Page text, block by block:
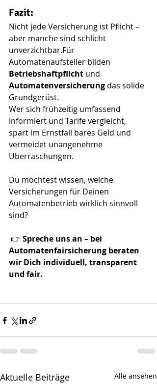
Fazit:
Nicht jede Versicherung ist Pflicht –
aber manche sind schlicht
unverzichtbar.Für
Automatenaufsteller bilden
Betriebshaftpflicht und
Automatenversicherung das solide
Grundgerüst.
Wer sich frühzeitig umfassend
informiert und Tarife vergleicht,
spart im Ernstfall bares Geld und
vermeidet unangenehme
Überraschungen.
Du möchtest wissen, welche
Versicherungen für Deinen
Automatenbetrieb wirklich sinnvoll
sind?
👉 Spreche uns an – bei
Automatenfairsicherung beraten
wir Dich individuell, transparent
und fair.
Aktuelle Beiträge Alle ansehen